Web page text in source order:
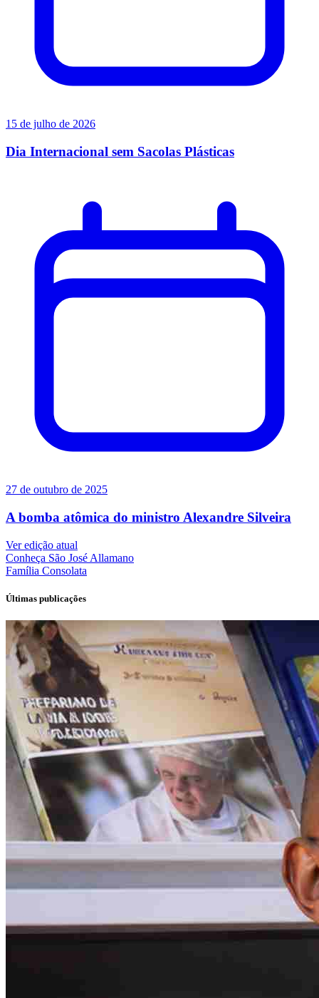
15 de julho de 2026
Dia Internacional sem Sacolas Plásticas
27 de outubro de 2025
A bomba atômica do ministro Alexandre Silveira
Ver edição atual
Conheça São José Allamano
Família Consolata
Últimas publicações